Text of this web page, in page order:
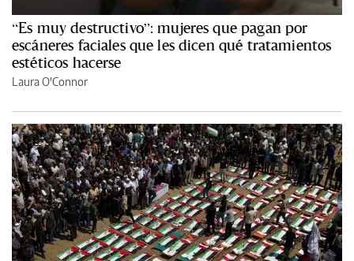
“Es muy destructivo”: mujeres que pagan por
escáneres faciales que les dicen qué tratamientos
estéticos hacerse
Laura O'Connor